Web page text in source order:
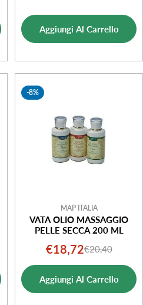
vendita
Aggiungi Al Carrello
-8%
MAP ITALIA
VATA OLIO MASSAGGIO
PELLE SECCA 200 ML
Prezzo
di
vendita
€18,72Prezzo
normale
€20,40
Aggiungi Al Carrello